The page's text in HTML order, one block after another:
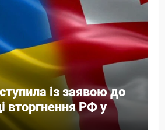
із заявою до
вторгнення РФ у